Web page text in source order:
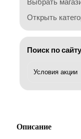
Открыть
Поиск по сайту
Описание